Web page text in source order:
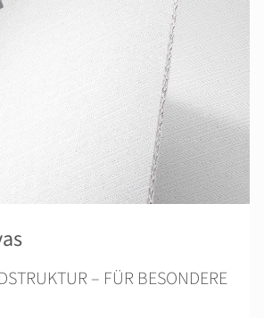
– FÜR BESONDERE